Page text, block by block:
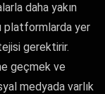
daha yakın
platformlarda yer
gerektirir.
geçmek ve
medyada varlık